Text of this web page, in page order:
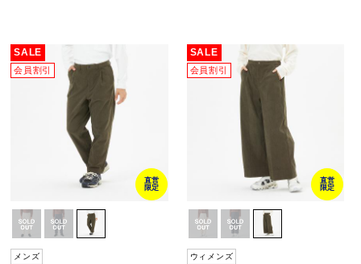
SALE
会員割引
直営
限定
メンズ
SALE
会員割引
直営
限定
ウィメンズ